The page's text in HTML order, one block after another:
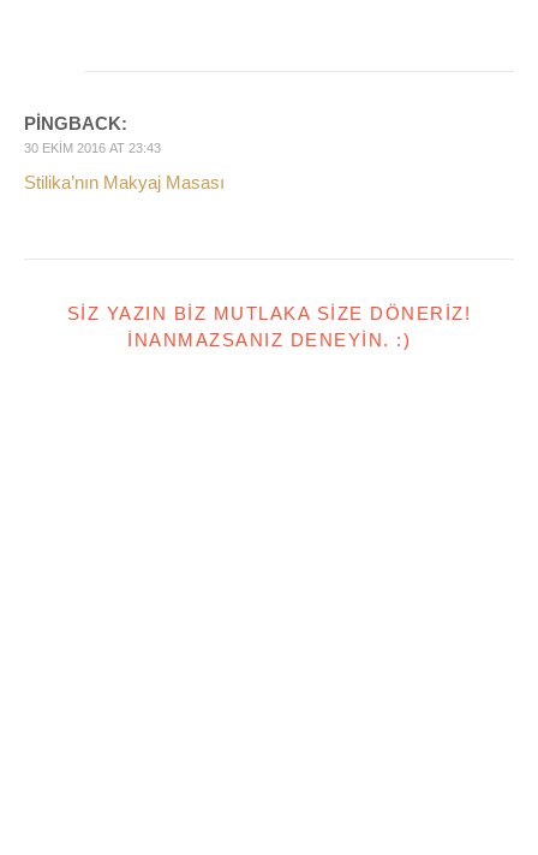
PINGBACK:
30 EKIM 2016 AT 23:43
Stilika’nın Makyaj Masası
SIZ YAZIN BIZ MUTLAKA SIZE DÖNERIZ!
İNANMAZSANIZ DENEYIN. :)